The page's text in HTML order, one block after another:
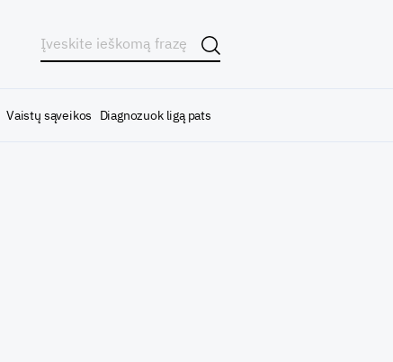
Vaistų sąveikos Diagnozuok ligą pats